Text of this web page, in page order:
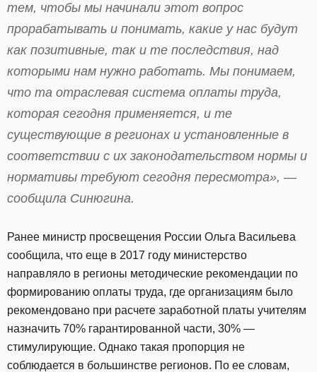
тем, чтобы мы начинали этот вопрос
прорабатывать и понимать, какие у нас будут
как позитивные, так и те последствия, над
которыми нам нужно работать. Мы понимаем,
что та отраслевая система оплаты труда,
которая сегодня применяется, и те
существующие в регионах и установленные в
соответствии с их законодательством нормы и
нормативы требуют сегодня пересмотра», —
сообщила Синюгина.
Ранее министр просвещения России Ольга Васильева
сообщила, что еще в 2017 году министерство
направляло в регионы методические рекомендации по
формированию оплаты труда, где организациям было
рекомендовано при расчете заработной платы учителям
назначить 70% гарантированной части, 30% —
стимулирующие. Однако такая пропорция не
соблюдается в большинстве регионов. По ее словам,